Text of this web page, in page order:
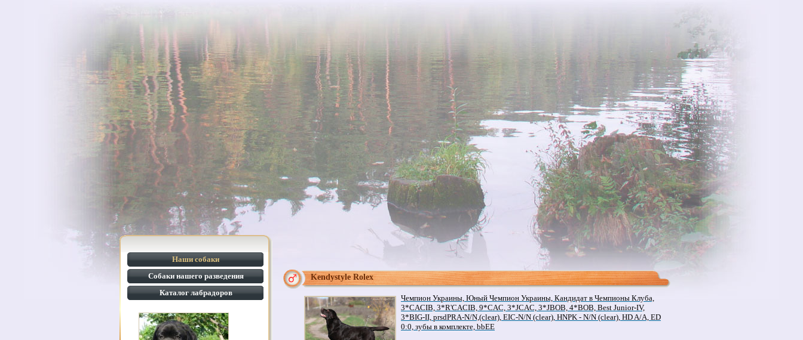
Наши собаки
Собаки нашего разведения
Каталог лабрадоров
Kendystyle Rolex
Чемпион Украины, Юный Чемпион Украины, Кандидат в Чемпионы Клуба,
3*CACIB, 3*R'CACIB, 9*CAC, 3*JCAC, 3*JBOB, 4*BOB, Best Junior-IV,
3*BIG-II, prsdPRA-N/N,(clear), EIC-N/N (clear), HNPK - N/N (clear), HD A/A, ED
0:0, зубы в комплекте, bbEE